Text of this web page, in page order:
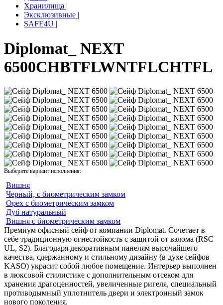
Хранилища |
Эксклюзивные |
SAFE4U |
Diplomat_ NEXT
6500CHBTFLWNTFLCHTFL
Выберите вариант исполнения:
Вишня
Черный, с биометрическим замком
Орех с биометрическим замком
Дуб натуральный
Вишня с биометрическим замком
Премиум офисный сейф от компании Diplomat. Сочетает в
себе традиционную огнестойкость с защитой от взлома (RSC
UL, S2). Благодаря декоративным панелям высочайшего
качества, сдержанному и стильному дизайну (в духе сейфов
KASO) украсит собой любое помещение. Интерьер выполнен
в люксовой стилистике с дополнительным отсеком для
хранения драгоценностей, увеличенные ригеля, специальный
противодымный уплотнитель двери и электронный замок
нового поколения.